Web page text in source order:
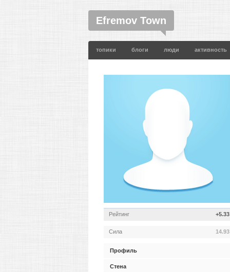
Efremov Town
топики блоги люди активность
Рейтинг +5.33
Сила 14.93
Профиль
Стена